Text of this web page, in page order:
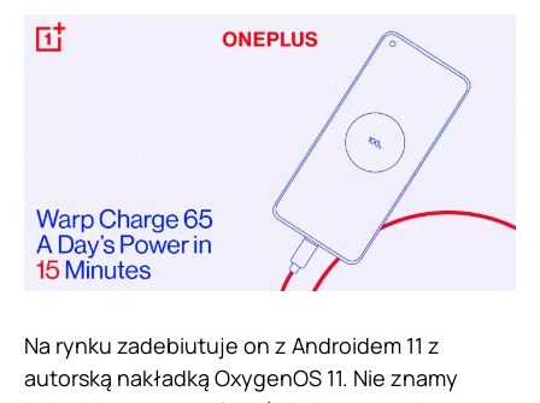
Na rynku zadebiutuje on z Androidem 11 z
autorską nakładką OxygenOS 11. Nie znamy